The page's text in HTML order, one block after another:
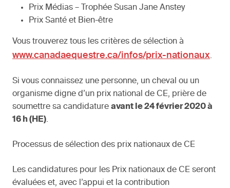
Prix Médias – Trophée Susan Jane Anstey
Prix Santé et Bien-être
Vous trouverez tous les critères de sélection à
www.canadaequestre.ca/infos/prix-nationaux.
Si vous connaissez une personne, un cheval ou un
organisme digne d’un prix national de CE, prière de
soumettre sa candidature avant le 24 février 2020 à
16 h (HE).
Processus de sélection des prix nationaux de CE
Les candidatures pour les Prix nationaux de CE seront
évaluées et, avec l’appui et la contribution